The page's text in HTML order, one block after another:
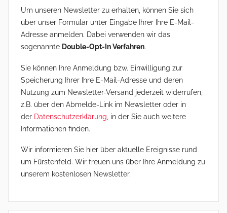
Um unseren Newsletter zu erhalten, können Sie sich
über unser Formular unter Eingabe Ihrer Ihre E-Mail-
Adresse anmelden. Dabei verwenden wir das
sogenannte Double-Opt-In Verfahren.
Sie können Ihre Anmeldung bzw. Einwilligung zur
Speicherung Ihrer Ihre E-Mail-Adresse und deren
Nutzung zum Newsletter-Versand jederzeit widerrufen,
z.B. über den Abmelde-Link im Newsletter oder in
der Datenschutzerklärung , in der Sie auch weitere
Informationen finden.
Wir informieren Sie hier über aktuelle Ereignisse rund
um Fürstenfeld. Wir freuen uns über Ihre Anmeldung zu
unserem kostenlosen Newsletter.